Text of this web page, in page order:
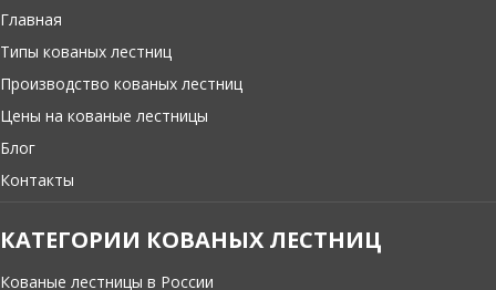
Главная
Типы кованых лестниц
Производство кованых лестниц
Цены на кованые лестницы
Блог
Контакты
КАТЕГОРИИ КОВАНЫХ ЛЕСТНИЦ
Кованые лестницы в России